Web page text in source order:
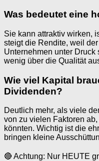
Was bedeutet eine
Sie kann attraktiv wirken,
steigt die Rendite, weil
Unternehmen unter
wenig über die Qualität
Wie viel Kapital
Dividenden?
Deutlich mehr, als viele
von zu vielen Faktoren
könnten. Wichtig ist die
bringen kleine
🔴 Achtung: Nur HEUTE